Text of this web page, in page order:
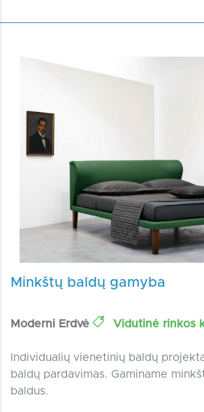
Minkštų baldų gamyba
Moderni Erdvė Vidutinė rinkos
Individualių vienetinių baldų
baldų pardavimas. Gaminame
baldus.